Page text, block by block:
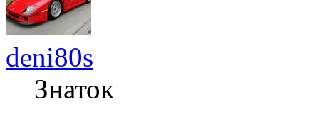
deni80s
Знаток